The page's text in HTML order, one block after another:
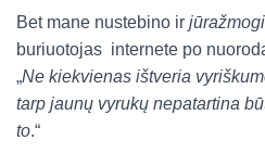
Bet mane nustebino ir
buriuotojas internete po
„Ne kiekvienas ištveria
tarp jaunų vyrukų nepatartina
to.“